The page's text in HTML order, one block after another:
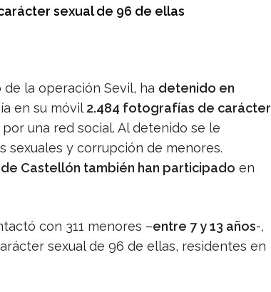
sexual de 96 de ellas
de la operación Sevil, ha detenido en
en su móvil2.484 fotografías de carácter
una red social. Al detenido se le
sexuales y corrupción de menores.
de Castellón también han participado en
con 311 menores –entre 7 y 13 años-,
sexual de 96 de ellas, residentes en